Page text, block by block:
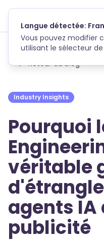
Skip to main content
Langue détectée:
Vous pouvez modifier
utilisant le sélecteur
Retour au blog
Industry Insights
Pourquoi
véritable
agents IA
publicité